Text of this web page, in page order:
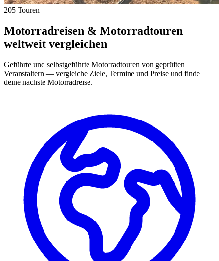
205 Touren
Motorradreisen & Motorradtouren
weltweit vergleichen
Geführte und selbstgeführte Motorradtouren von geprüften
Veranstaltern — vergleiche Ziele, Termine und Preise und finde
deine nächste Motorradreise.